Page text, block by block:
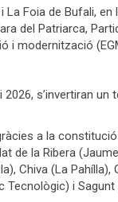
Foia de Bufali, en
del Patriarca,
i modernització
s’invertiran un
a la constitució
de la Ribera
Chiva (La Pahílla),
Tecnològic) i Sagunt